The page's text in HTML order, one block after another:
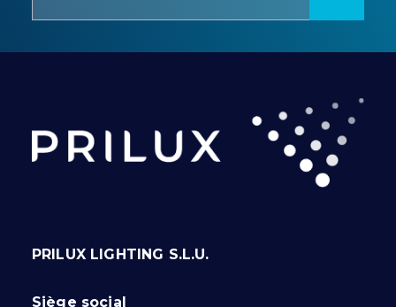
PRILUX LIGHTING S.L.U.
Siège social